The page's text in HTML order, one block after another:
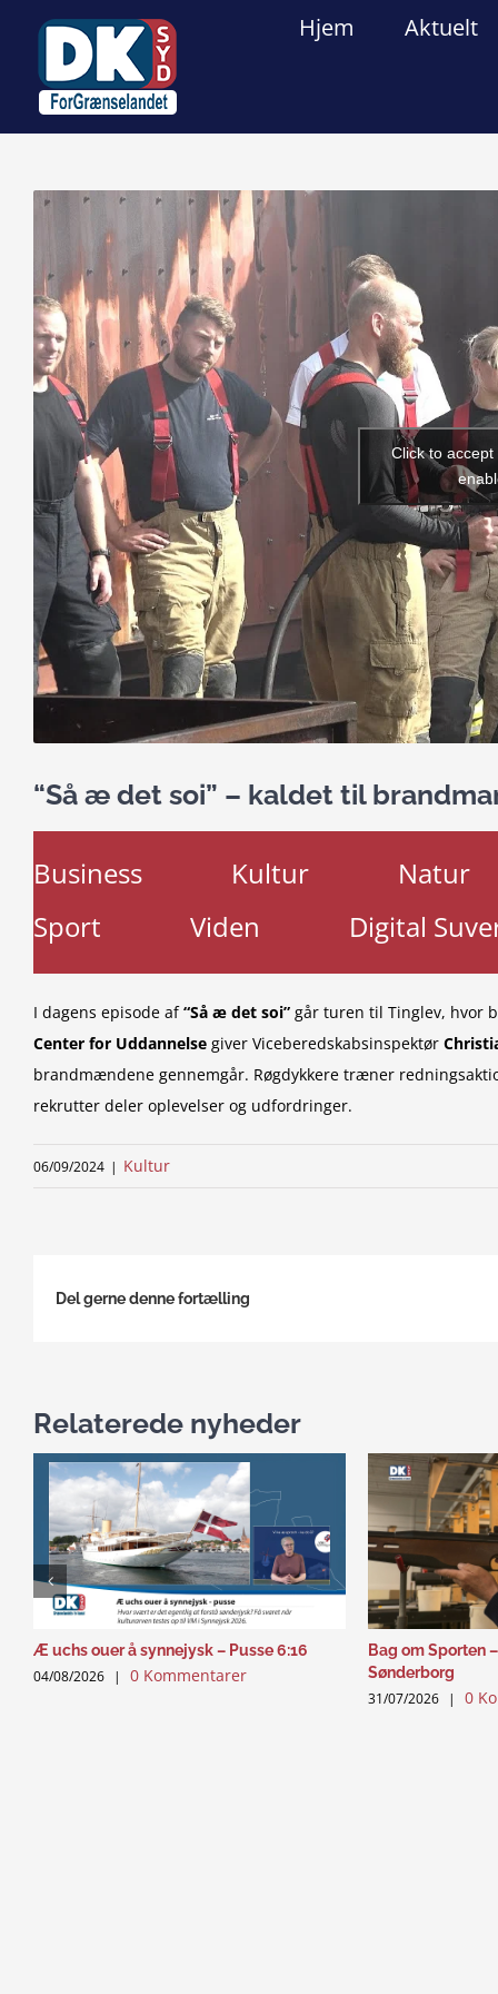
content
Hjem Aktuelt
View
Image
Click to
“Så æ det soi” – kaldet til
Business Kultur
Natur
Sport
Viden Digital
I dagens episode af“Så æ det soi” går turen til Tinglev, hvor
Center for Uddannelse giver Viceberedskabsinspektør
brandmændene gennemgår. Røgdykkere træner
rekrutter deler oplevelser og udfordringer.
06/09/2024 | Kultur
Del gerne denne fortælling
Relaterede nyheder
Æ uchs ouer å synnejysk – Pusse 6:16
04/08/2026 | 0 Kommentarer
Bag om Sporten
Sønderborg
31/07/2026 | 0